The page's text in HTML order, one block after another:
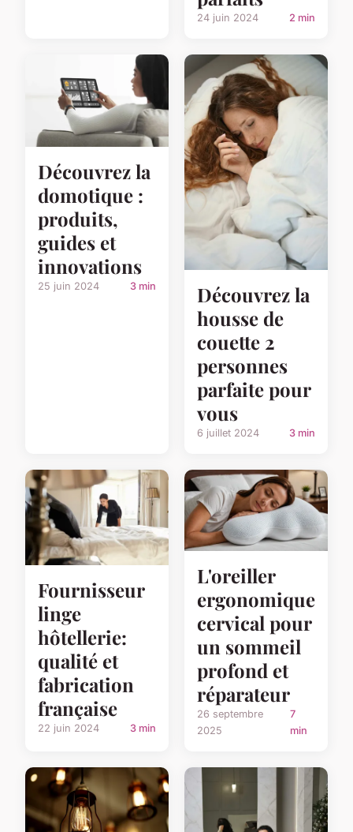
24 juin 2024 2 min
Découvrez la
domotique :
produits,
guides et
innovations
25 juin 2024 3 min
Découvrez la
housse de
couette 2
personnes
parfaite pour
vous
6 juillet 2024 3 min
Fournisseur
linge
hôtellerie:
qualité et
fabrication
française
22 juin 2024 3 min
L'oreiller
ergonomique
cervical pour
un sommeil
profond et
réparateur
26 septembre
2025
7
min